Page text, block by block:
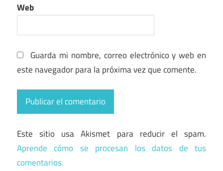
Web
Guarda mi nombre, correo electrónico y web en
este navegador para la próxima vez que comente.
Este sitio usa Akismet para reducir el spam.
Aprende cómo se procesan los datos de tus
comentarios.